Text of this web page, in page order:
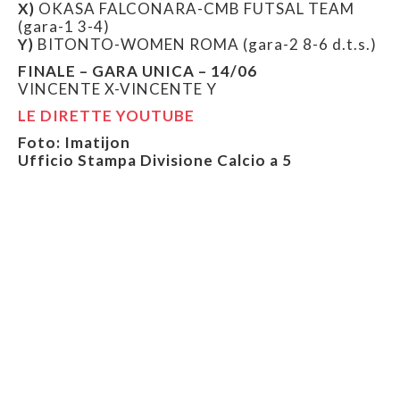
X) OKASA FALCONARA-CMB FUTSAL TEAM
(gara-1 3-4)
Y) BITONTO-WOMEN ROMA (gara-2 8-6 d.t.s.)
FINALE – GARA UNICA – 14/06
VINCENTE X-VINCENTE Y
LE DIRETTE YOUTUBE
Foto: Imatijon
Ufficio Stampa Divisione Calcio a 5